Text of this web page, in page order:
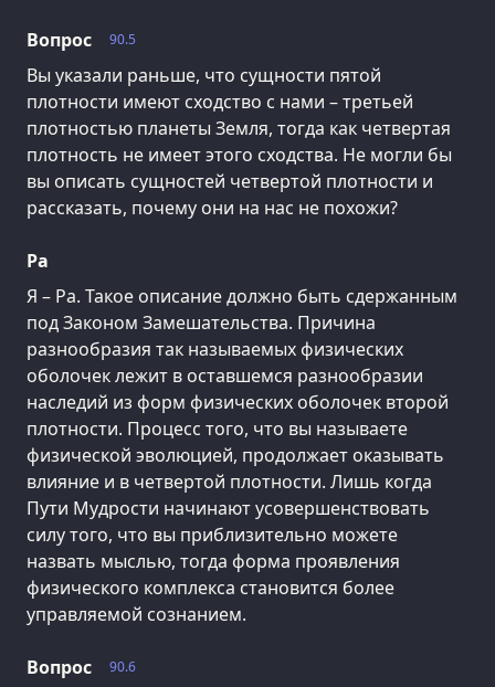
90.5
Вопрос
Вы указали раньше, что сущности пятой
плотности имеют сходство с нами – третьей
плотностью планеты Земля, тогда как четвертая
плотность не имеет этого сходства. Не могли бы
вы описать сущностей четвертой плотности и
рассказать, почему они на нас не похожи?
Ра
Я – Ра. Такое описание должно быть сдержанным
под Законом Замешательства. Причина
разнообразия так называемых физических
оболочек лежит в оставшемся разнообразии
наследий из форм физических оболочек второй
плотности. Процесс того, что вы называете
физической эволюцией, продолжает оказывать
влияние и в четвертой плотности. Лишь когда
Пути Мудрости начинают усовершенствовать
силу того, что вы приблизительно можете
назвать мыслью, тогда форма проявления
физического комплекса становится более
управляемой сознанием.
90.6
Вопрос